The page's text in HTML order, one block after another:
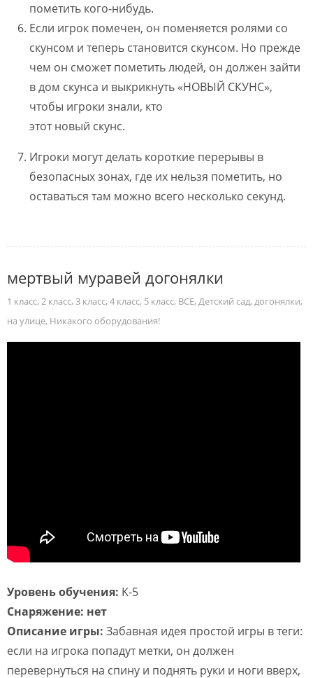
пометить кого-нибудь.
Если игрок помечен, он поменяется ролями со
скунсом и теперь становится скунсом. Но прежде
чем он сможет пометить людей, он должен зайти
в дом скунса и выкрикнуть «НОВЫЙ СКУНС»,
чтобы игроки знали, кто
этот новый скунс.
Игроки могут делать короткие перерывы в
безопасных зонах, где их нельзя пометить, но
оставаться там можно всего несколько секунд.
мертвый муравей догонялки
1 класс, 2 класс, 3 класс, 4 класс, 5 класс, ВСЕ, Детский сад, догонялки,
на улице, Никакого оборудования!
Уровень обучения: K-5
Снаряжение: нет
Описание игры: Забавная идея простой игры в теги:
если на игрока попадут метки, он должен
перевернуться на спину и поднять руки и ноги вверх,